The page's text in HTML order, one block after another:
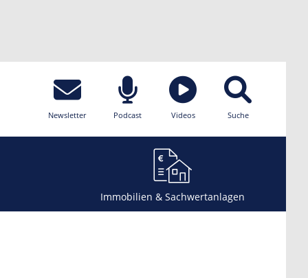
Newsletter Podcast Videos Suche
Immobilien & Sachwertanlagen